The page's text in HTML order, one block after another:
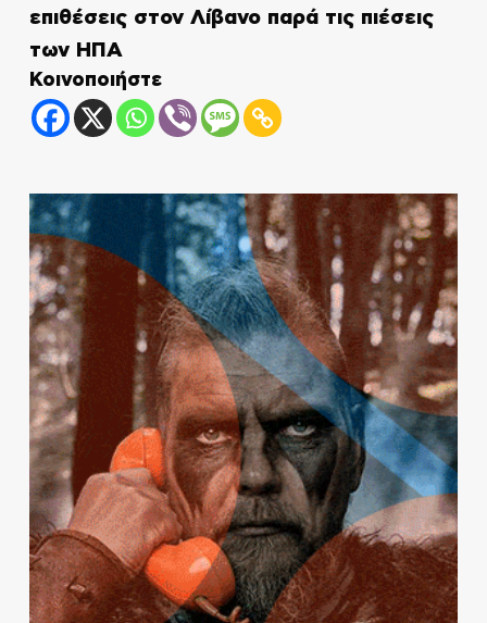
επιθέσεις στον Λίβανο παρά τις πιέσεις
των ΗΠΑ
Κοινοποιήστε